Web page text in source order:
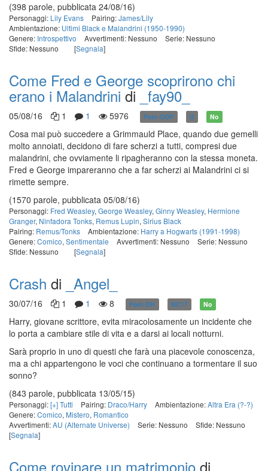
(398 parole, pubblicata 24/08/16)
Personaggi: Lily Evans Pairing:James/Lily
Ambientazione: Ultimi Black e Malandrini (1950-1990)
Genere: Introspettivo Avvertimenti: Nessuno
Serie: Nessuno
Sfide: Nessuno
[Segnala]
Come Fred e George scoprirono chi
erano i Malandrini di _fay90_
05/08/16 1 1 5976 Post-OOP G No
Cosa mai può succedere a Grimmauld Place, quando due gemelli
molto annoiati, decidono di fare scherzi a tutti, compresi due
malandrini, che ovviamente li ripagheranno con la stessa moneta.
Fred e George impareranno che a far scherzi ai Malandrini ci si
rimette sempre.
(1570 parole, pubblicata 05/08/16)
Personaggi: Fred Weasley, George Weasley, Ginny Weasley, Hermione
Granger, Ninfadora Tonks, Remus Lupin, Sirius Black
Pairing: Remus/Tonks Ambientazione: Harry a Hogwarts (1991-1998)
Genere:Comico, Sentimentale Avvertimenti: Nessuno
Serie: Nessuno
Sfide: Nessuno
[Segnala]
Crash di _Angel_
30/07/16 1 1 8 Post-DH NC17 No
Harry, giovane scrittore, evita miracolosamente un incidente che
lo porta a cambiare stile di vita e a darsi ai locali notturni.
Sarà proprio in uno di questi che farà una piacevole conoscenza,
ma a chi appartengono le voci che continuano a tormentare il suo
sonno?
(843 parole, pubblicata 13/05/15)
Personaggi:[+] Tutti Pairing: Draco/Harry Ambientazione:Altra Era (?-?)
Genere:Comico, Mistero, Romantico
Avvertimenti:AU (Alternate Universe) Serie: Nessuno
Sfide: Nessuno
[Segnala]
Come rovinare un matrimonio di